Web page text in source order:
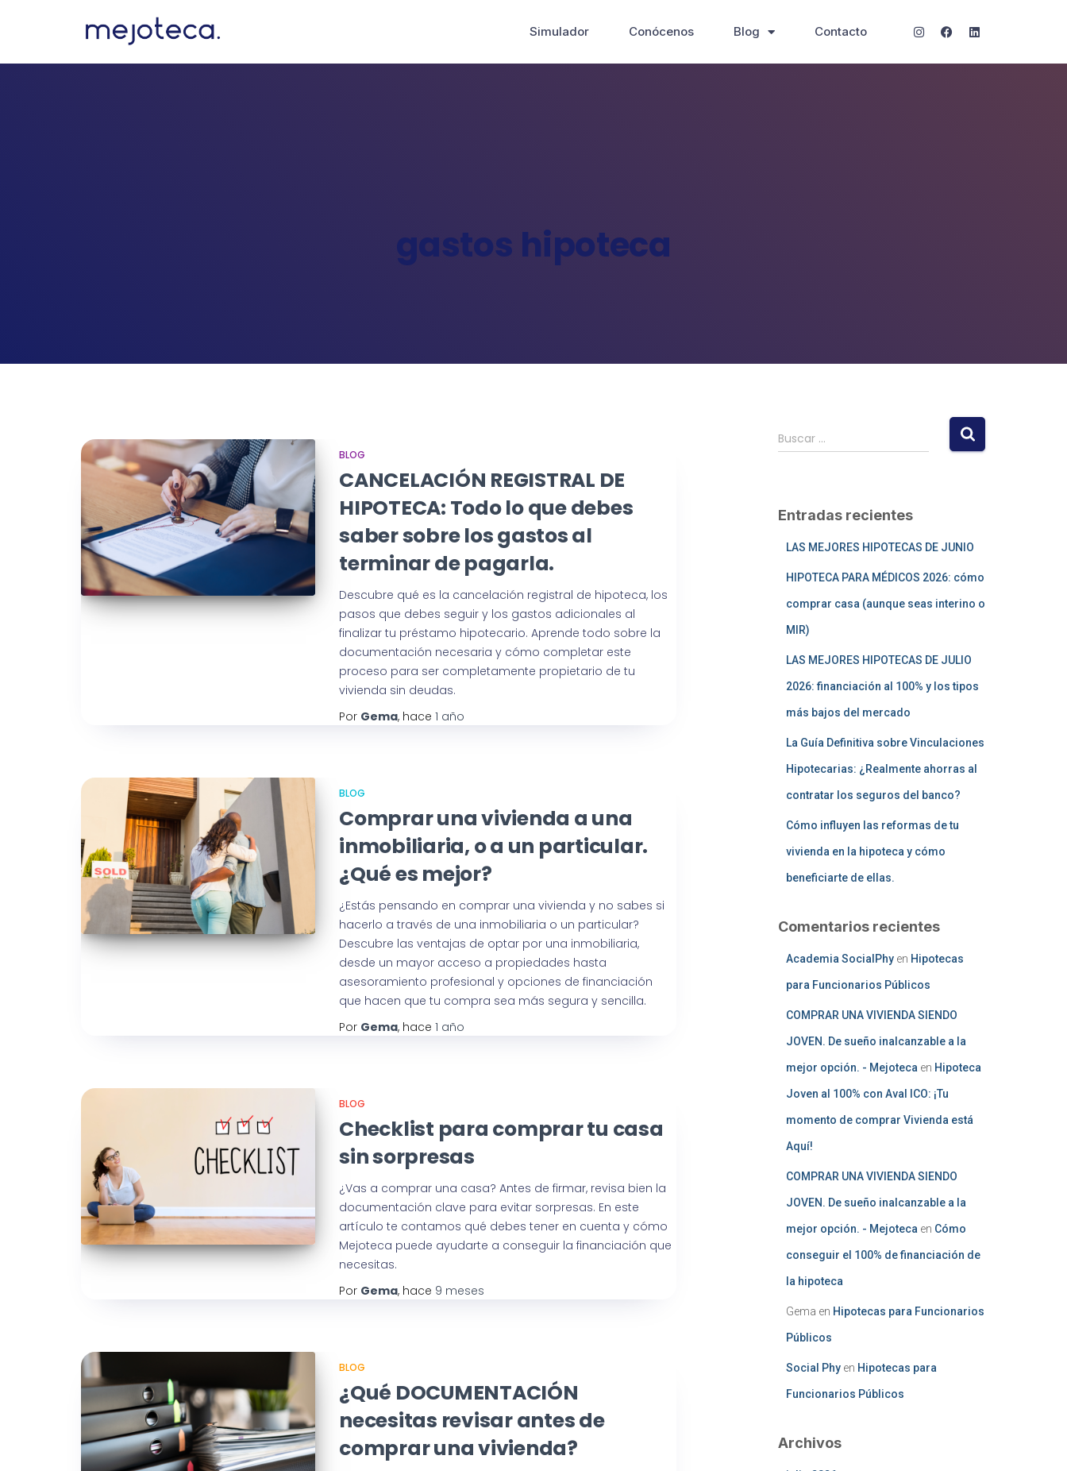
Simulador Conócenos Blog Contacto
gastos hipoteca
BLOG
CANCELACIÓN REGISTRAL DE
HIPOTECA: Todo lo que debes
saber sobre los gastos al
terminar de pagarla.
Descubre qué es la cancelación registral de hipoteca, los
pasos que debes seguir y los gastos adicionales al
finalizar tu préstamo hipotecario. Aprende todo sobre la
documentación necesaria y cómo completar este
proceso para ser completamente propietario de tu
vivienda sin deudas.
Por Gema, hace 1 año
BLOG
Comprar una vivienda a una
inmobiliaria, o a un particular.
¿Qué es mejor?
¿Estás pensando en comprar una vivienda y no sabes si
hacerlo a través de una inmobiliaria o un particular?
Descubre las ventajas de optar por una inmobiliaria,
desde un mayor acceso a propiedades hasta
asesoramiento profesional y opciones de financiación
que hacen que tu compra sea más segura y sencilla.
Por Gema, hace 1 año
BLOG
Checklist para comprar tu casa
sin sorpresas
¿Vas a comprar una casa? Antes de firmar, revisa bien la
documentación clave para evitar sorpresas. En este
artículo te contamos qué debes tener en cuenta y cómo
Mejoteca puede ayudarte a conseguir la financiación que
necesitas.
Por Gema, hace 9 meses
BLOG
¿Qué DOCUMENTACIÓN
necesitas revisar antes de
comprar una vivienda?
Buscar …
Entradas recientes
LAS MEJORES HIPOTECAS DE JUNIO
HIPOTECA PARA MÉDICOS 2026: cómo
comprar casa (aunque seas interino o
MIR)
LAS MEJORES HIPOTECAS DE JULIO
2026: financiación al 100% y los tipos
más bajos del mercado
La Guía Definitiva sobre Vinculaciones
Hipotecarias: ¿Realmente ahorras al
contratar los seguros del banco?
Cómo influyen las reformas de tu
vivienda en la hipoteca y cómo
beneficiarte de ellas.
Comentarios recientes
Academia SocialPhyen Hipotecas
para Funcionarios Públicos
COMPRAR UNA VIVIENDA SIENDO
JOVEN. De sueño inalcanzable a la
mejor opción. - Mejoteca en Hipoteca
Joven al 100% con Aval ICO: ¡Tu
momento de comprar Vivienda está
Aquí!
COMPRAR UNA VIVIENDA SIENDO
JOVEN. De sueño inalcanzable a la
mejor opción. - Mejoteca en Cómo
conseguir el 100% de financiación de
la hipoteca
Gema en Hipotecas para Funcionarios
Públicos
Social Phyen Hipotecas para
Funcionarios Públicos
Archivos